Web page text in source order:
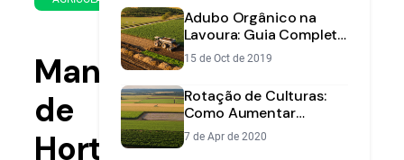
de
2025
leitura
Manejo
de
Hortaliças
Adubo Orgânico na
Lavoura: Guia Completo
para Aumentar a
Fertilidade do Solo
15 de Oct de 2019
Rotação de Culturas:
Como Aumentar
Produtividade e Saúde
do Solo
7 de Apr de 2020